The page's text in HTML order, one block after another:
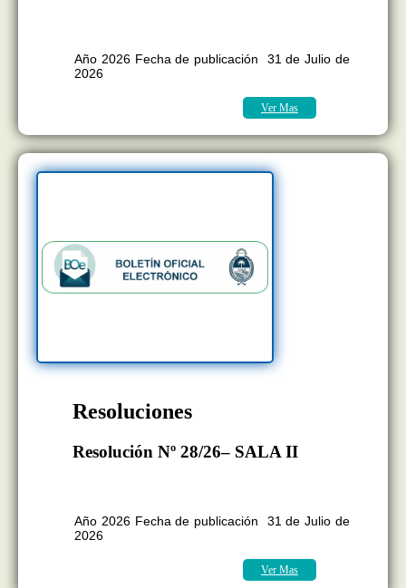
Año 2026 Fecha de publicación 31 de Julio de
2026
Ver Mas
Resoluciones
Resolución Nº 28/26– SALA II
Año 2026 Fecha de publicación 31 de Julio de
2026
Ver Mas